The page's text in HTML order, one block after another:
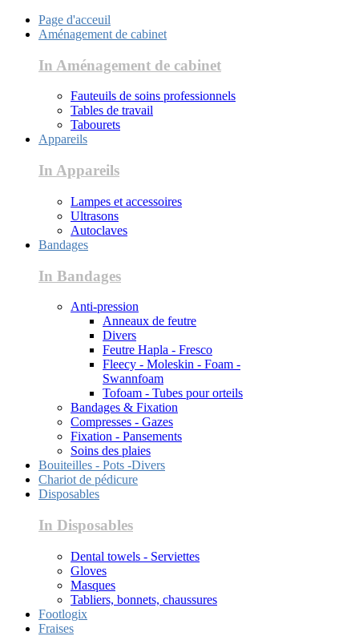
Page d'acceuil
Aménagement de cabinet
In Aménagement de cabinet
Fauteuils de soins professionnels
Tables de travail
Tabourets
Appareils
In Appareils
Lampes et accessoires
Ultrasons
Autoclaves
Bandages
In Bandages
Anti-pression
Anneaux de feutre
Divers
Feutre Hapla - Fresco
Fleecy - Moleskin - Foam -
Swannfoam
Tofoam - Tubes pour orteils
Bandages & Fixation
Compresses - Gazes
Fixation - Pansements
Soins des plaies
Bouiteilles - Pots -Divers
Chariot de pédicure
Disposables
In Disposables
Dental towels - Serviettes
Gloves
Masques
Tabliers, bonnets, chaussures
Footlogix
Fraises